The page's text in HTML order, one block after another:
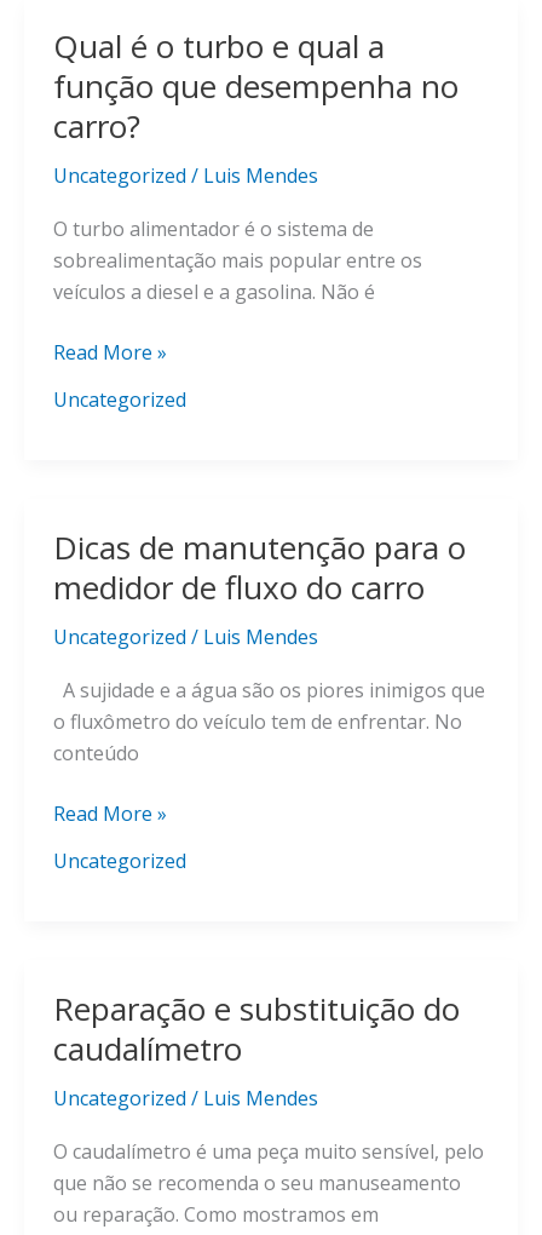
identificá-
las
no
seu
carro
Qual é o turbo e qual a
função que desempenha no
carro?
Uncategorized / Luis Mendes
O turbo alimentador é o sistema de
sobrealimentação mais popular entre os
veículos a diesel e a gasolina. Não é
Qual
o
a
função
que
desempenha
carro?
Read More »
Uncategorized
Dicas de manutenção para o
medidor de fluxo do carro
Uncategorized / Luis Mendes
A sujidade e a água são os piores inimigos que
o fluxômetro do veículo tem de enfrentar. No
conteúdo
Dicas
manutenção
de
fluxo
do
carro
Read More »
Uncategorized
Reparação e substituição do
caudalímetro
Uncategorized / Luis Mendes
O caudalímetro é uma peça muito sensível, pelo
que não se recomenda o seu manuseamento
ou reparação. Como mostramos em